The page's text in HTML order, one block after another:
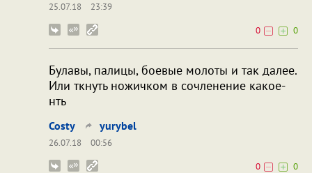
25.07.18
23:39
0
0
Булавы, палицы, боевые молоты и так далее.
Или ткнуть ножичком в сочленение какое-
нть
Costy yurybel
26.07.18
00:56
0
0